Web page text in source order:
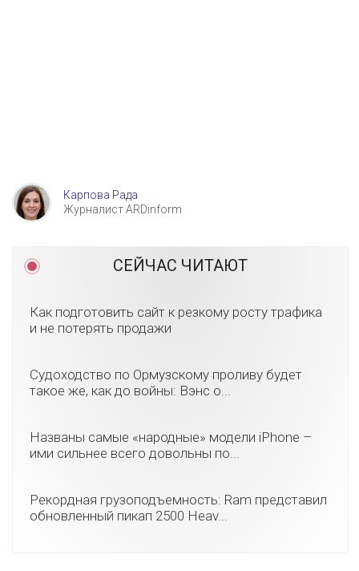
Карпова Рада
Журналист ARDinform
СЕЙЧАС ЧИТАЮТ
Как подготовить сайт к резкому росту трафика
и не потерять продажи
Судоходство по Ормузскому проливу будет
такое же, как до войны: Вэнс о...
Названы самые «народные» модели iPhone –
ими сильнее всего довольны по...
Рекордная грузоподъемность: Ram представил
обновленный пикап 2500 Heav...